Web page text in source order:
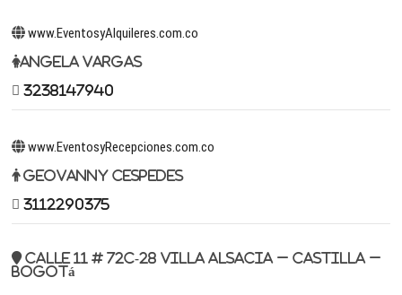
www.EventosyAlquileres.com.co
Angela Vargas
3238147940
www.EventosyRecepciones.com.co
Geovanny Cespedes
3112290375
Calle 11 # 72c-28 Villa Alsacia – Castilla –
Bogotá